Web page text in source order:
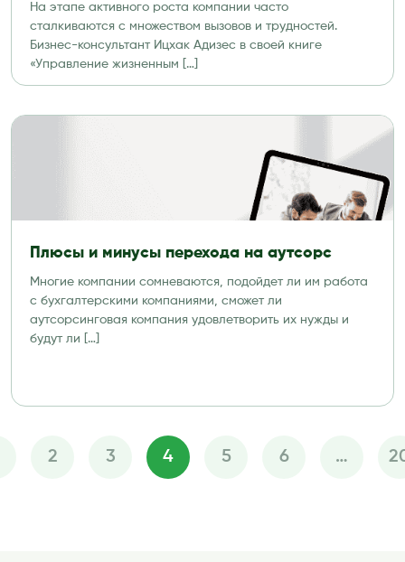
На этапе активного роста компании часто
сталкиваются с множеством вызовов и трудностей.
Бизнес-консультант Ицхак Адизес в своей книге
«Управление жизненным […]
Плюсы и минусы перехода на аутсорс
Многие компании сомневаются, подойдет ли им работа
с бухгалтерскими компаниями, сможет ли
аутсорсинговая компания удовлетворить их нужды и
будут ли […]
Пагинация
2 3 4 5 6 …